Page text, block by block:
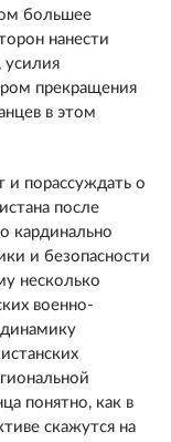
большее
нанести
усилия
прекращения
в этом
и порассуждать о
после
кардинально
и безопасности
несколько
военно-
понятно, как в
скажутся на